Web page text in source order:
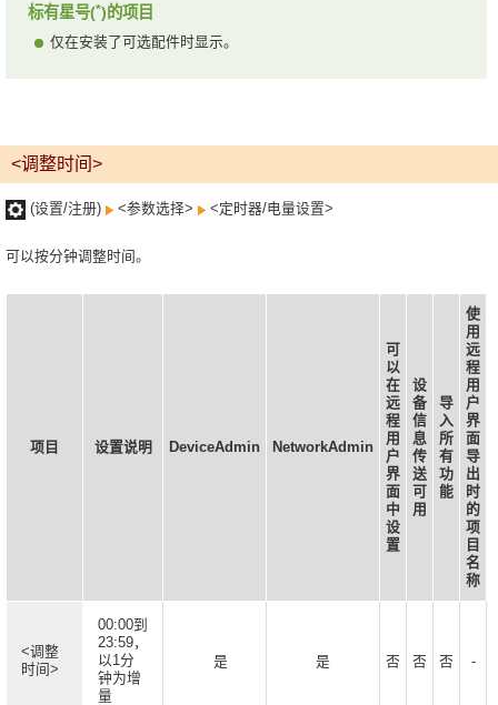
标有星号(*)的项目
仅在安装了可选配件时显示。
<调整时间>
(设置/注册) <参数选择> <定时器/电量设置>
可以按分钟调整时间。
项目 设置说明 DeviceAdmin NetworkAdmin
可
以
在
远
程
用
户
界
面
中
设
置
设
备
信
息
传
送
可
用
导
入
所
有
功
能
使
用
远
程
用
户
界
面
导
出
时
的
项
目
名
称
<调整
时间>
00:00到
23:59，
以1分
钟为增
量
是 是 否 否 否 -